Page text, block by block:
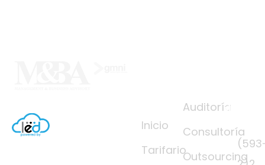
Inicio
Tarifario
Auditoría
Consultoría
Outsourcing
ano